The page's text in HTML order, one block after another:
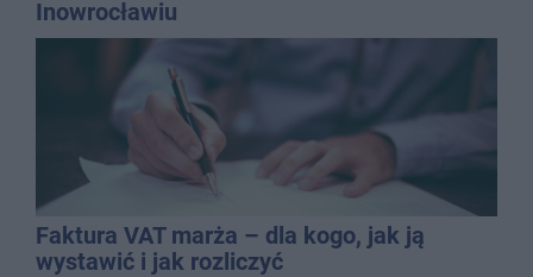
Inowrocławiu
Faktura VAT marża – dla kogo, jak ją
wystawić i jak rozliczyć